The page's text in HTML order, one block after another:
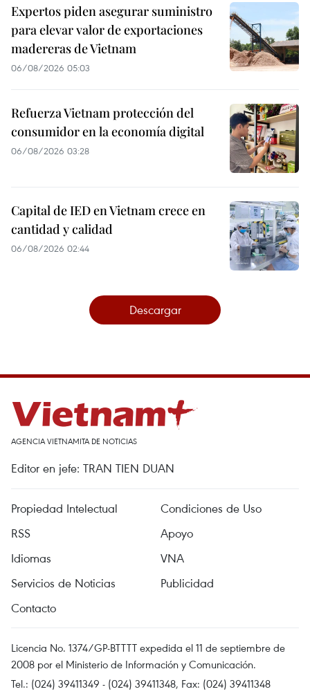
Expertos piden asegurar suministro
para elevar valor de exportaciones
madereras de Vietnam
06/08/2026 05:03
Refuerza Vietnam protección del
consumidor en la economía digital
06/08/2026 03:28
Capital de IED en Vietnam crece en
cantidad y calidad
06/08/2026 02:44
Descargar
AGENCIA VIETNAMITA DE NOTICIAS
Editor en jefe: TRAN TIEN DUAN
Propiedad Intelectual
Condiciones de Uso
RSS
Apoyo
Idiomas
VNA
Servicios de Noticias
Publicidad
Contacto
Licencia No. 1374/GP-BTTTT expedida el 11 de septiembre de
2008 por el Ministerio de Información y Comunicación.
Tel.: (024) 39411349 - (024) 39411348, Fax: (024) 39411348